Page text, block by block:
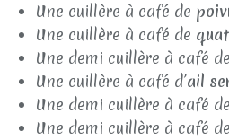
Une cuillère à café de
Une cuillère à café de
Une demi cuillère à café de
Une cuillère à café d’ail
Une demi cuillère à café de
Une demi cuillère à café de